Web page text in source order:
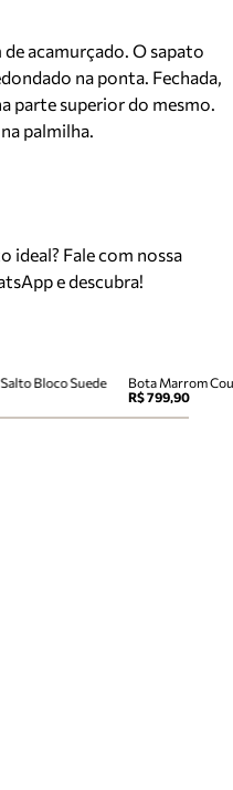
acamurçado. O sapato
na ponta. Fechada,
parte superior do mesmo.
palmilha.
ideal? Fale com nossa
e descubra!
Bloco Suede
Bota Marrom
R$ 799,90